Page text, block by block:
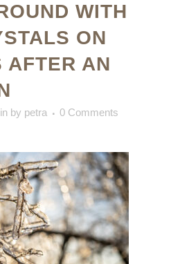
WITH
ON
AFTER AN
in by petra
0 Comments